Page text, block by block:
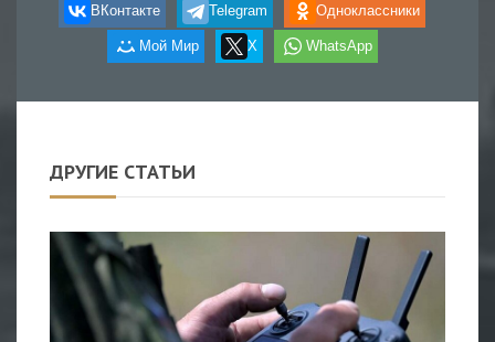
ВКонтакте Telegram Одноклассники
Мой Мир X WhatsApp
ДРУГИЕ СТАТЬИ